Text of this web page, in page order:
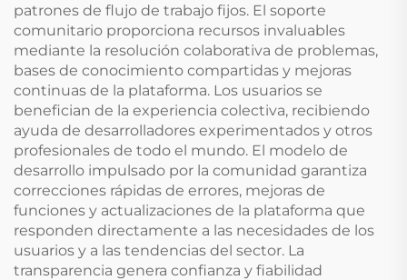
patrones de flujo de trabajo fijos. El soporte
comunitario proporciona recursos invaluables
mediante la resolución colaborativa de problemas,
bases de conocimiento compartidas y mejoras
continuas de la plataforma. Los usuarios se
benefician de la experiencia colectiva, recibiendo
ayuda de desarrolladores experimentados y otros
profesionales de todo el mundo. El modelo de
desarrollo impulsado por la comunidad garantiza
correcciones rápidas de errores, mejoras de
funciones y actualizaciones de la plataforma que
responden directamente a las necesidades de los
usuarios y a las tendencias del sector. La
transparencia genera confianza y fiabilidad